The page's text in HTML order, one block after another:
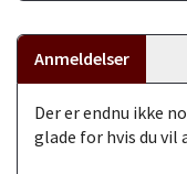
Anmeldelser
Der er endnu ikke
glade for hvis du vil